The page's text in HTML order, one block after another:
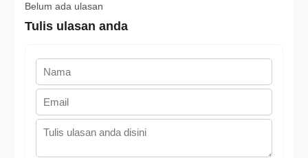
Belum ada ulasan
Tulis ulasan anda